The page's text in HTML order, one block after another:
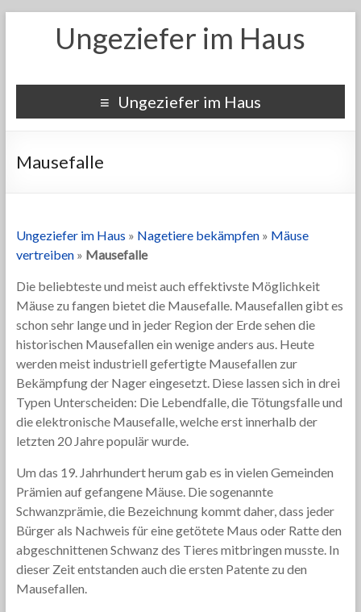
Ungeziefer im Haus
Ungeziefer im Haus
Mausefalle
Ungeziefer im Haus » Nagetiere bekämpfen» Mäuse
vertreiben» Mausefalle
Die beliebteste und meist auch effektivste Möglichkeit
Mäuse zu fangen bietet die Mausefalle. Mausefallen gibt es
schon sehr lange und in jeder Region der Erde sehen die
historischen Mausefallen ein wenige anders aus. Heute
werden meist industriell gefertigte Mausefallen zur
Bekämpfung der Nager eingesetzt. Diese lassen sich in drei
Typen Unterscheiden: Die Lebendfalle, die Tötungsfalle und
die elektronische Mausefalle, welche erst innerhalb der
letzten 20 Jahre populär wurde.
Um das 19. Jahrhundert herum gab es in vielen Gemeinden
Prämien auf gefangene Mäuse. Die sogenannte
Schwanzprämie, die Bezeichnung kommt daher, dass jeder
Bürger als Nachweis für eine getötete Maus oder Ratte den
abgeschnittenen Schwanz des Tieres mitbringen musste. In
dieser Zeit entstanden auch die ersten Patente zu den
Mausefallen.